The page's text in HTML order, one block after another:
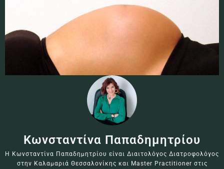
Κωνσταντίνα Παπαδημητρίου
Η Κωνσταντίνα Παπαδημητρίου είναι Διαιτολόγος Διατροφολόγος
στην Καλαμαριά Θεσσαλονίκης και Master Practitioner στις